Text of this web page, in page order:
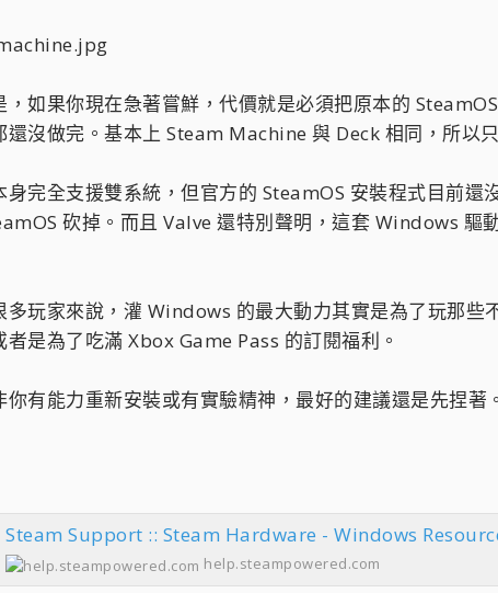
，如果你現在急著嘗鮮，代價就是必須把原本的
還沒做完。基本上 Steam Machine 與 Deck 相同，所以
身完全支援雙系統，但官方的 SteamOS 安裝程式目前
砍掉。而且 Valve 還特別聲明，這套 Windows
多玩家來說，灌 Windows 的最大動力其實是為了玩那
者是為了吃滿 Xbox Game Pass 的訂閱福利。
你有能力重新安裝或有實驗精神，最好的建議還是先捏
Steam Support :: Steam Hardware - Windows
help.steampowered.com